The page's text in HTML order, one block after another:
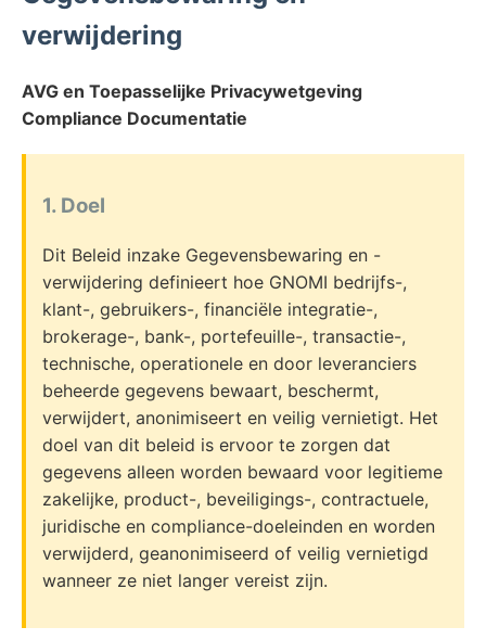
verwijdering
AVG en Toepasselijke Privacywetgeving
Compliance Documentatie
1. Doel
Dit Beleid inzake Gegevensbewaring en -
verwijdering definieert hoe GNOMI bedrijfs-,
klant-, gebruikers-, financiële integratie-,
brokerage-, bank-, portefeuille-, transactie-,
technische, operationele en door leveranciers
beheerde gegevens bewaart, beschermt,
verwijdert, anonimiseert en veilig vernietigt. Het
doel van dit beleid is ervoor te zorgen dat
gegevens alleen worden bewaard voor legitieme
zakelijke, product-, beveiligings-, contractuele,
juridische en compliance-doeleinden en worden
verwijderd, geanonimiseerd of veilig vernietigd
wanneer ze niet langer vereist zijn.